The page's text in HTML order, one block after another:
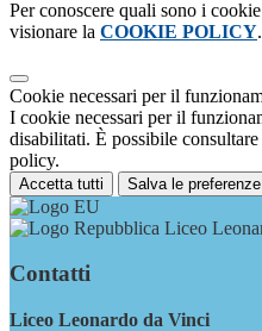
Per conoscere quali sono i
visionare la COOKIE POLICY.
Cookie necessari per il
I cookie necessari per il
disabilitati. È possibile
policy.
Accetta tutti Salva le preferenze
Liceo
Contatti
Liceo Leonardo da Vinci